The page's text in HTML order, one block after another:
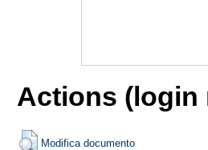
Actions (login
Modifica documento